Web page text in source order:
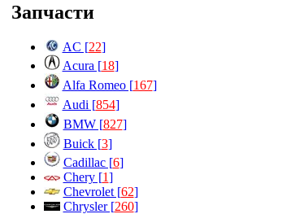
Запчасти
AC [22]
Acura [18]
Alfa Romeo [167]
Audi [854]
BMW [827]
Buick [3]
Cadillac [6]
Chery [1]
Chevrolet [62]
Chrysler [260]